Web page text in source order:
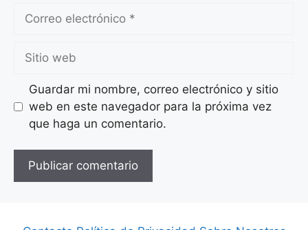
electrónico
web
Guardar mi nombre, correo electrónico y sitio
web en este navegador para la próxima vez
que haga un comentario.